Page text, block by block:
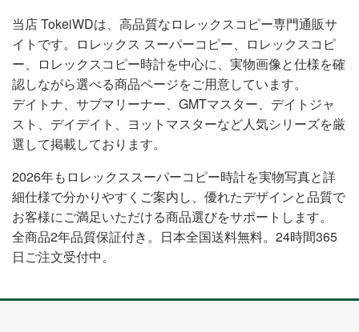
当店 TokeiWDは、高品質なロレックスコピー専門通販サ
イトです。ロレックス スーパーコピー、ロレックスコピ
ー、ロレックスコピー時計を中心に、実物画像と仕様を確
認しながら選べる商品ページをご用意しています。
デイトナ、サブマリーナー、GMTマスター、デイトジャ
スト、デイデイト、ヨットマスターなど人気シリーズを厳
選して掲載しております。
2026年もロレックススーパーコピー時計を実物写真と詳
細仕様で分かりやすくご案内し、優れたデザインと品質で
お客様にご満足いただける商品選びをサポートします。
全商品2年品質保証付き。日本全国送料無料。24時間365
日ご注文受付中。